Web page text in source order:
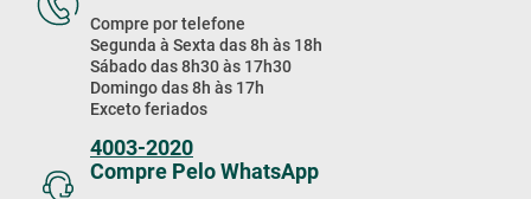
Compre por telefone
Segunda à Sexta das 8h às 18h
Sábado das 8h30 às 17h30
Domingo das 8h às 17h
Exceto feriados
4003-2020
Compre Pelo WhatsApp